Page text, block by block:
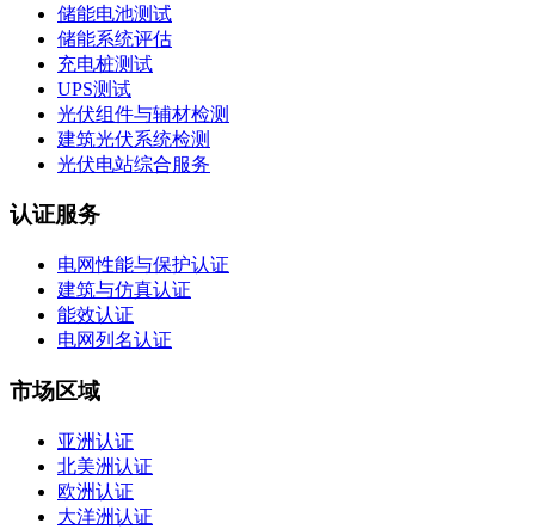
储能电池测试
储能系统评估
充电桩测试
UPS测试
光伏组件与辅材检测
建筑光伏系统检测
光伏电站综合服务
认证服务
电网性能与保护认证
建筑与仿真认证
能效认证
电网列名认证
市场区域
亚洲认证
北美洲认证
欧洲认证
大洋洲认证